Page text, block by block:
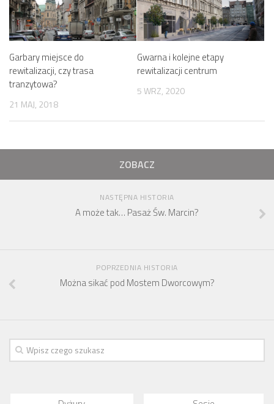
Garbary miejsce do
rewitalizacji, czy trasa
tranzytowa?
21 MAJ, 2018
Gwarna i kolejne etapy
rewitalizacji centrum
5 WRZ, 2020
ZOBACZ
NASTĘPNA HISTORIA
A może tak… Pasaż Św. Marcin?
POPRZEDNIA HISTORIA
Można sikać pod Mostem Dworcowym?